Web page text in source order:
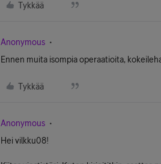
Tykkää
Anonymous
Ennen muita isompia operaatioita,
Tykkää
Anonymous
Hei vilkku08!